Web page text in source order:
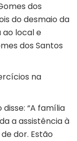
dos
do desmaio da
ao local e
dos Santos
na
“A família
a assistência à
dor. Estão